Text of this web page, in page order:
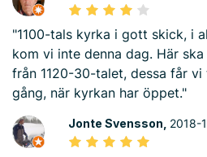
"1100-tals kyrka i gott skick, i
kom vi inte denna dag. Här
från 1120-30-talet, dessa får
gång, när kyrkan har öppet."
Jonte Svensson, 2018-